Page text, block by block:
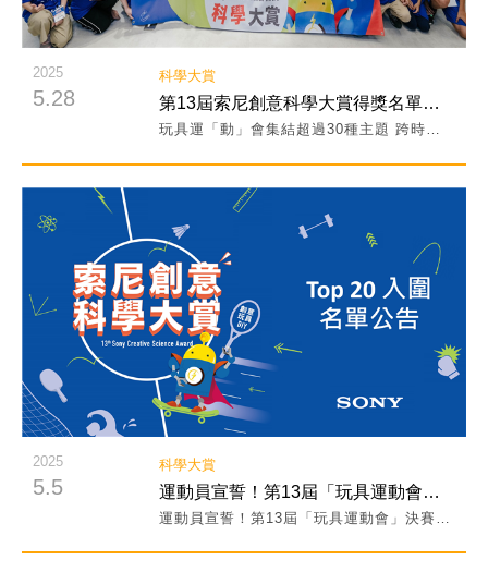
2025
5.28
科學大賞
第13屆索尼創意科學大賞得獎名單出爐！跨時空聖火挑戰玩具摘下年度冠軍！
玩具運「動」會集結超過30種主題 跨時空聖火挑戰作品摘下年度冠軍！
閱讀詳細內容
2025
5.5
科學大賞
運動員宣誓！第13屆「玩具運動會」決賽名單公告！